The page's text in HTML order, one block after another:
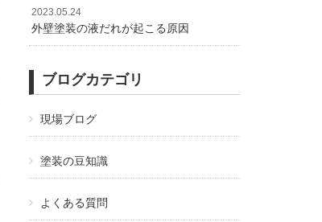
2023.05.24
外壁塗装の液だれが起こる原因
ブログカテゴリ
現場ブログ
塗装の豆知識
よくある質問